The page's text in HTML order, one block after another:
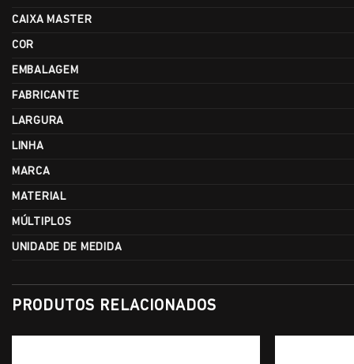
CAIXA MASTER
COR
EMBALAGEM
FABRICANTE
LARGURA
LINHA
MARCA
MATERIAL
MÚLTIPLOS
UNIDADE DE MEDIDA
PRODUTOS RELACIONADOS